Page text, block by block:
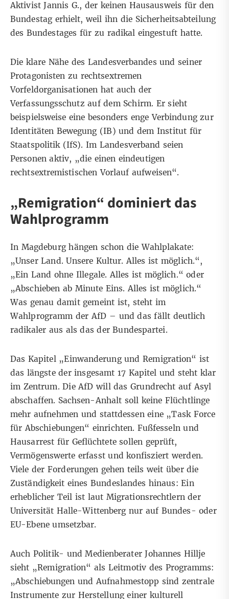
Aktivist Jannis G., der keinen Hausausweis für den
Bundestag erhielt, weil ihndie Sicherheitsabteilung
des Bundestages für zu radikal eingestuft hatte.
Die klare Nähe des Landesverbandes und seiner
Protagonisten zu rechtsextremen
Vorfeldorganisationen hat auch der
Verfassungsschutz auf dem Schirm. Er sieht
beispielsweise eine besonders enge Verbindung zur
Identitäten Bewegung (IB) und dem Institut für
Staatspolitik (IfS). Im Landesverband seien
Personen aktiv, „die einen eindeutigen
rechtsextremistischen Vorlauf aufweisen“.
„Remigration“ dominiert das
Wahlprogramm
In Magdeburg hängen schon die Wahlplakate:
„Unser Land. Unsere Kultur. Alles ist möglich.“,
„Ein Land ohne Illegale. Alles ist möglich.“ oder
„Abschieben ab Minute Eins. Alles ist möglich.“
Was genau damit gemeint ist, steht im
Wahlprogramm der AfD – und das fällt deutlich
radikaler aus als das der Bundespartei.
Das Kapitel „Einwanderung und Remigration“ ist
das längste der insgesamt 17 Kapitel und steht klar
im Zentrum. Die AfD will das Grundrecht auf Asyl
abschaffen. Sachsen-Anhalt soll keine Flüchtlinge
mehr aufnehmen und stattdessen eine „Task Force
für Abschiebungen“ einrichten. Fußfesseln und
Hausarrest für Geflüchtete sollen geprüft,
Vermögenswerte erfasst und konfisziert werden.
Viele der Forderungen gehen teils weit über die
Zuständigkeit eines Bundeslandes hinaus: Ein
erheblicher Teil ist laut Migrationsrechtlern der
Universität Halle-Wittenbergnur auf Bundes- oder
EU-Ebene umsetzbar.
Auch Politik- und Medienberater Johannes Hillje
sieht „Remigration“ als Leitmotiv des Programms:
„Abschiebungen und Aufnahmestopp sind zentrale
Instrumente zur Herstellung einer kulturell